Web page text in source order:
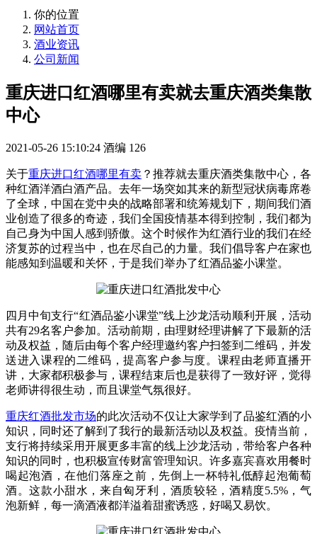
你的位置
网站首页
酒业资讯
公司新闻
重庆进口红酒哪里有卖就去重庆酒类集散
中心
2021-05-26 15:10:24 酒编 126
关于重庆进口红酒哪里有卖 ？推荐就去重庆酒类集散中心，各
种红酒洋酒白酒产品。去年一场突如其来的新型冠状病毒席卷
了全球，中国在党中央的战略部署和统筹规划下，期间我们酒
业创造了很多的奇迹，我们全国疫情基本得到控制，我们都为
自己身为中国人感到骄傲。这个时候作为红酒行业的我们在经
济复苏的过程当中，也在尽自己的力量。我们倡导客户在家也
能感知到温暖和关怀，于是我们举办了红酒品鉴小课堂。
四月中旬支行“红酒品鉴小课堂”线上沙龙活动顺利开展，活动
共有29名客户参加。活动前期，由理财经理讲解了下最新的活
动及权益，随后由每个客户经理邀约客户扫签到二维码，并发
送进入课程的二维码，提高客户参与度。课程由老师直播开
讲，大家都积极参与，课程结束后也是获得了一致好评，觉得
老师讲得很生动，而且课堂气氛很好。
重庆红酒批发市场的此次活动不仅让大家学到了品鉴红酒的小
知识，同时还了解到了我行的最新活动以及权益。疫情当前，
支行将持续采用开展更多丰富的线上沙龙活动，带给客户各种
知识的同时，也积极宣传财富管理知识。许多嘉宾喜欢用餐时
喝起泡酒，在他们落座之前，先倒上一杯特礼低醇起泡葡萄
酒。这款小甜水，来自匈牙利，酒质较轻，酒精度5.5%，气
泡新鲜，每一滴酒液都洋溢着甜蜜诱惑，好喝又易饮。